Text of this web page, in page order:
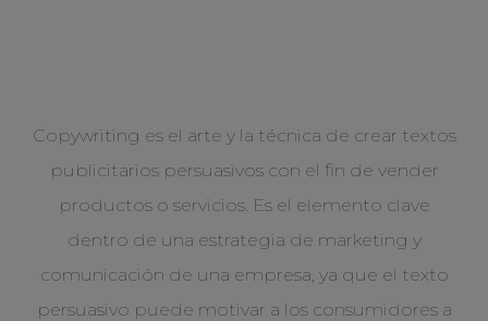
Copywriting es el arte y la técnica de crear textos
publicitarios persuasivos con el fin de vender
productos o servicios. Es el elemento clave
dentro de una estrategia de marketing y
comunicación de una empresa, ya que el texto
persuasivo puede motivar a los consumidores a